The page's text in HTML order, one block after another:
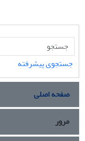
جستجوی پیشرفته
صفحه اصلی
مرور